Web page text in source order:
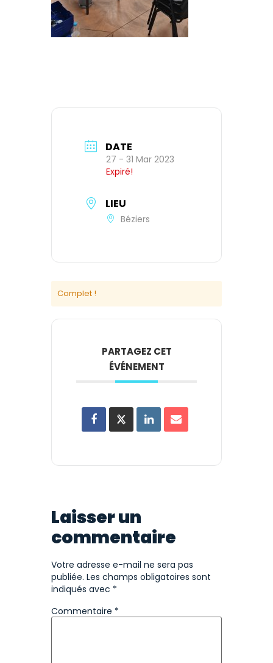
DATE
27 - 31 Mar 2023
Expiré!
LIEU
Béziers
Complet !
PARTAGEZ CET
ÉVÉNEMENT
Laisser un
commentaire
Votre adresse e-mail ne sera pas
publiée. Les champs obligatoires sont
indiqués avec *
Commentaire *